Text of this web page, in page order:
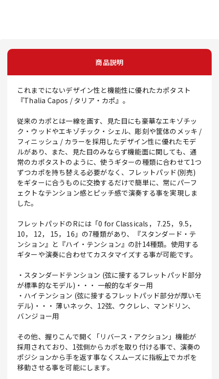
商品説明
これまでにないデザイン性と機能性に優れたカポタスト
『Thalia Capos / タリア・カポ』。
従来のカポとは一線を画す、見た目にも豪華なエキゾチッ
ク・ウッドやエキゾチック・シェル、彫刻や筐体のメッキ /
フィニッシュ / カラーを採用したデザイン性に優れたモデ
ルがあり、また、見た目のみならず機能面に関しても、通
常のカポタストのように、使うギターの種類に合わせて1つ
ずつカポを持ち替える必要がなく、フレットパッド(別売)
をギターに合うものに交換するだけで簡単に、常にパーフ
ェクトなテンション感とピッチ感で演奏する事を実現しま
した。
フレットパッドのRには「0 for Classicals， 7.25， 9.5，
10， 12， 15， 16」の7種類があり、『スタンダード・テ
ンション』と『ハイ・テンション』の計14種類。使用する
ギターや演奏に合わせてカスタマイズする事が可能です。
・スタンダードテンション (弦に接するフレットパッド部分
が標準的なモデル)・・・ 一般的なギター用
・ハイテンション (弦に接するフレットパッド部分が厚いモ
デル)・・・ 薄いネック、12弦、ウクレレ、マンドリン、
バンジョー用
その他、握りこんで開く「リバース・アクション」機能が
採用されており、1弦側からカポを取り付ける事で、演奏の
ポジションから手を返す事なくスムーズに指板上でカポを
移動させる事を可能にします。